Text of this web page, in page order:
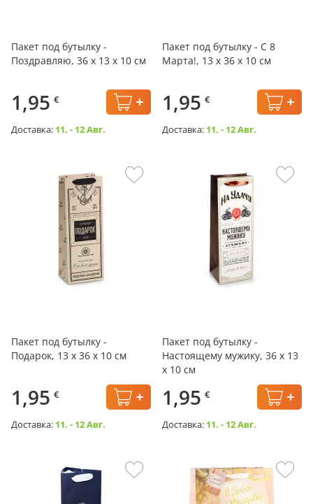
Пакет под бутылку -
Поздравляю, 36 х 13 х 10 см
1,95 €
Доставка: 11. - 12 Авг.
Пакет под бутылку - С 8
Марта!, 13 х 36 х 10 см
1,95 €
Доставка: 11. - 12 Авг.
Пакет под бутылку -
Подарок, 13 х 36 x 10 см
1,95 €
Доставка: 11. - 12 Авг.
Пакет под бутылку -
Настоящему мужику, 36 х 13
х 10 см
1,95 €
Доставка: 11. - 12 Авг.